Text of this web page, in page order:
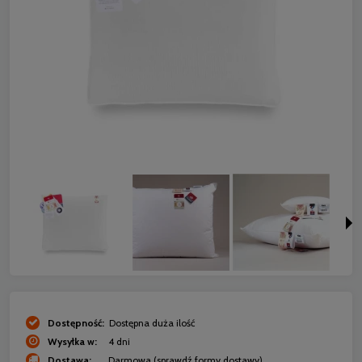
Dostępność: Dostępna duża ilość
Wysyłka w:
4 dni